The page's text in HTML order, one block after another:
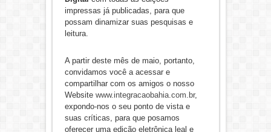
impressas já publicadas, para que
possam dinamizar suas pesquisas e
leitura.
A partir deste mês de maio, portanto,
convidamos você a acessar e
compartilhar com os amigos o nosso
Website www.integracaobahia.com.br,
expondo-nos o seu ponto de vista e
suas críticas, para que posamos
oferecer uma edição eletrônica leal e